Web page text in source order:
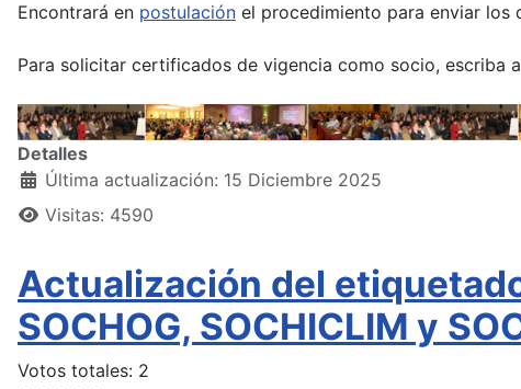
Encontrará en postulación el procedimiento para enviar los
Para solicitar certificados de vigencia como socio, escriba a
Detalles
Última actualización: 15 Diciembre 2025
Visitas: 4590
Actualización del
SOCHOG, SOCHICLIM y
Ratio: 5/5
Votos totales: 2